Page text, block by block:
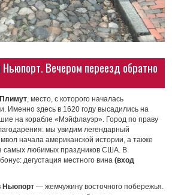
Вечером переезд обратно
Плимут, место, с которого началась
Именно здесь в 1620 году высадились на
на корабле «Мэйфлауэр». Город по праву
мы увидим легендарный
начала американской истории, а также
самых любимых праздников США. В
дегустация местного вина (вход
Ньюпорт — жемчужину восточного побережья.